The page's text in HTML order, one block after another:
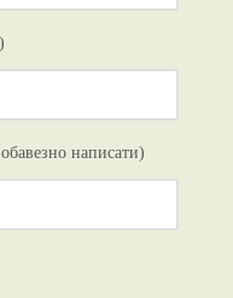
написати)